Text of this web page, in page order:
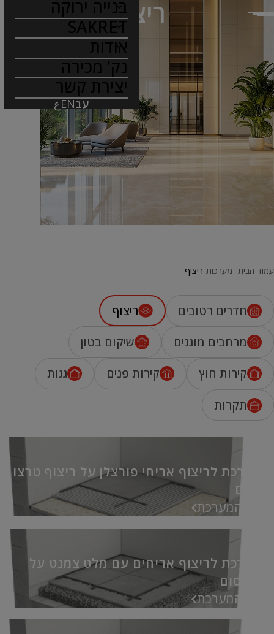
בנייה ירוקה
SAKRET
אודות
נק' מכירה
יצירת קשר
עבENع
ריצוף
עמוד הבית מערכות ריצוף
חדרים רטובים
ריצוף
מרחבים מוגנים
שיקום בטון
קירות חוץ
קירות פנים
גגות
תקרות
מערכת לריצוף אריחי פורצלן על ריצוף טרצו
קיים
אל המערכת
מערכת לריצוף אריחים עם מלט צמנט על
סומסום
אל המערכת